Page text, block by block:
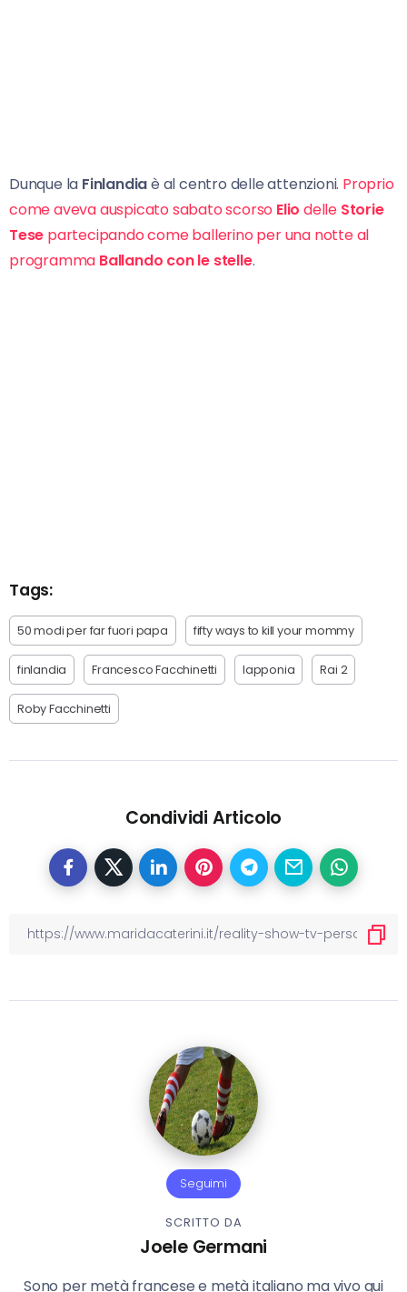
Dunque la Finlandiaè al centro delle attenzioni. Proprio
come aveva auspicato sabato scorso Elio delle Storie
Tese partecipando come ballerino per una notte al
programma Ballando con le stelle.
Tags:
50 modi per far fuori papa fifty ways to kill your mommy
finlandia Francesco Facchinetti lapponia Rai 2
Roby Facchinetti
Condividi Articolo
Seguimi
SCRITTO DA
Joele Germani
Sono per metà francese e metà italiano ma vivo qui